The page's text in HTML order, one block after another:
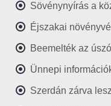
Sövénynyírás a
Éjszakai
Beemelték az
Ünnepi
Szerdán zárva